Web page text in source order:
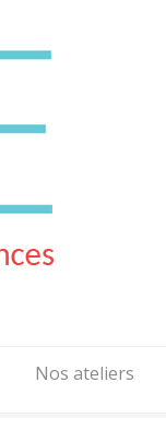
Nos ateliers